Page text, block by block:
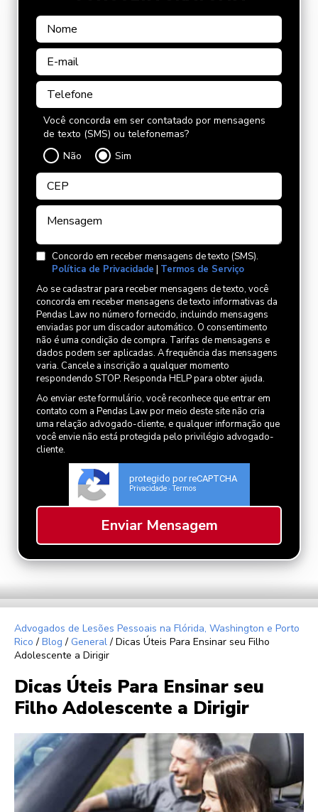
Você concorda em ser contatado por mensagens
de texto (SMS) ou telefonemas?
Não
Sim
Concordo em receber mensagens de texto (SMS).
Política de Privacidade | Termos de Serviço
Ao se cadastrar para receber mensagens de texto, você
concorda em receber mensagens de texto informativas da
Pendas Law no número fornecido, incluindo mensagens
enviadas por um discador automático. O consentimento
não é uma condição de compra. Tarifas de mensagens e
dados podem ser aplicadas. A frequência das mensagens
varia. Cancele a inscrição a qualquer momento
respondendo STOP. Responda HELP para obter ajuda.
Ao enviar este formulário, você reconhece que entrar em
contato com a Pendas Law por meio deste site não cria
uma relação advogado-cliente, e qualquer informação que
você envie não está protegida pelo privilégio advogado-
cliente.
protegido por reCAPTCHA
Privacidade - Termos
Advogados de Lesões Pessoais na Flórida, Washington e Porto
Rico / Blog / General/ Dicas Úteis Para Ensinar seu Filho
Adolescente a Dirigir
Dicas Úteis Para Ensinar seu
Filho Adolescente a Dirigir